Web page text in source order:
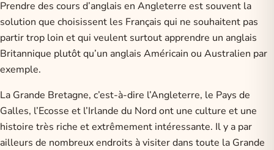
Prendre des cours d’anglais en Angleterre est souvent la
solution que choisissent les Français qui ne souhaitent pas
partir trop loin et qui veulent surtout apprendre un anglais
Britannique plutôt qu’un anglais Américain ou Australien par
exemple.
La Grande Bretagne, c’est-à-dire l’Angleterre, le Pays de
Galles, l’Ecosse et l’Irlande du Nord ont une culture et une
histoire très riche et extrêmement intéressante. Il y a par
ailleurs de nombreux endroits à visiter dans toute la Grande